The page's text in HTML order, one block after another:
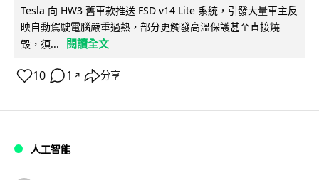
Tesla 向 HW3 舊車款推送 FSD v14 Lite 系統，引發大量車主反
映自動駕駛電腦嚴重過熱，部分更觸發高溫保護甚至直接燒
毀，須...
閱讀全文
10 1 ↗ 分享
人工智能